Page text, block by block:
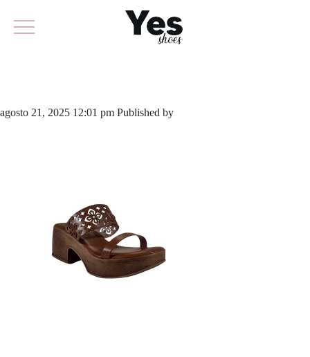
agosto 21, 2025 12:01 pm Published by